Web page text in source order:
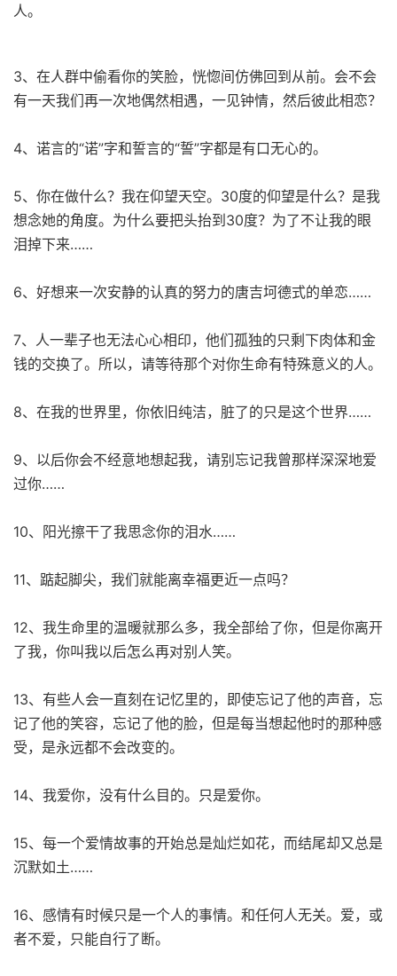
人。
3、在人群中偷看你的笑脸，恍惚间仿佛回到从前。会不会
有一天我们再一次地偶然相遇，一见钟情，然后彼此相恋？
4、诺言的“诺”字和誓言的“誓”字都是有口无心的。
5、你在做什么？我在仰望天空。30度的仰望是什么？是我
想念她的角度。为什么要把头抬到30度？为了不让我的眼
泪掉下来……
6、好想来一次安静的认真的努力的唐吉坷德式的单恋……
7、人一辈子也无法心心相印，他们孤独的只剩下肉体和金
钱的交换了。所以，请等待那个对你生命有特殊意义的人。
8、在我的世界里，你依旧纯洁，脏了的只是这个世界……
9、以后你会不经意地想起我，请别忘记我曾那样深深地爱
过你……
10、阳光擦干了我思念你的泪水……
11、踮起脚尖，我们就能离幸福更近一点吗？
12、我生命里的温暖就那么多，我全部给了你，但是你离开
了我，你叫我以后怎么再对别人笑。
13、有些人会一直刻在记忆里的，即使忘记了他的声音，忘
记了他的笑容，忘记了他的脸，但是每当想起他时的那种感
受，是永远都不会改变的。
14、我爱你，没有什么目的。只是爱你。
15、每一个爱情故事的开始总是灿烂如花，而结尾却又总是
沉默如土……
16、感情有时候只是一个人的事情。和任何人无关。爱，或
者不爱，只能自行了断。